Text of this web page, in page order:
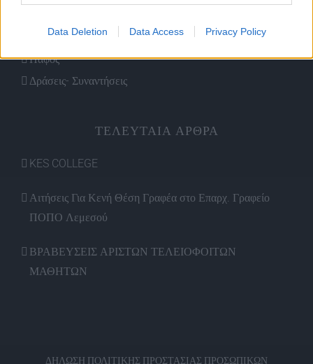
Data Deletion Data Access Privacy Policy
Λάρνακα
Πάφος
Δράσεις- Συναντήσεις
ΤΕΛΕΥΤΑΙΑ ΑΡΘΡΑ
KES COLLEGE
Αιτήσεις Για Κενή Θέση Γραφέα στο Επαρχ. Γραφείο
ΠΟΠΟ Λεμεσού
ΒΡΑΒΕΥΣΕΙΣ ΑΡΙΣΤΩΝ ΤΕΛΕΙΟΦΟΙΤΩΝ
ΜΑΘΗΤΩΝ
ΔΗΛΩΣΗ ΠΟΛΙΤΙΚΗΣ ΠΡΟΣΤΑΣΙΑΣ ΠΡΟΣΩΠΙΚΩΝ